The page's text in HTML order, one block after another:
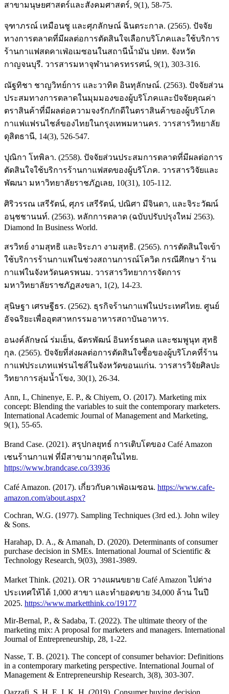
สาขามนุษยศาสตร์และสังคมศาสตร์, 9(1), 58-75.
จุฑาภรณ์ เหมือนชู และศุภลักษณ์ ฉินตระกาล. (2565). ปัจจัย
ทางการตลาดที่มีผลต่อการตัดสินใจเลือกบริโภคและใช้บริการ
ร้านกาแฟสดคาเฟ่อเมซอนในสถานีน้ำมัน ปตท. จังหวัด
กาญจนบุรี. วารสารมหาจุฬานาครทรรศน์, 9(1), 303-316.
ณัฐทิชา ชาญวิทย์การ และวาทิต อินทุลักษณ์. (2563). ปัจจัยส่วน
ประสมทางการตลาดในมุมมองของผู้บริโภคและปัจจัยคุณค่า
ตราสินค้าที่มีผลต่อความจงรักภักดีในตราสินค้าของผู้บริโภค
กาแฟแฟรนไชส์ของไทยในกรุงเทพมหานคร. วารสารวิทยาลัย
ดุสิตธานี, 14(3), 526-547.
ปุณิกา โทพิลา. (2558). ปัจจัยส่วนประสมการตลาดที่มีผลต่อการ
ตัดสินใจใช้บริการร้านกาแฟสดของผู้บริโภค. วารสารวิจัยและ
พัฒนา มหาวิทยาลัยราชภัฏเลย, 10(31), 105-112.
ศิริวรรณ เสรีรัตน์, ศุภร เสรีรัตน์, ปณิศา มีจินดา, และจิระวัฒน์
อนุชชานนท์. (2563). หลักการตลาด (ฉบับปรับปรุงใหม่ 2563).
Diamond In Business World.
สรวิทย์ งามสุทธิ และจิระภา งามสุทธิ. (2565). การตัดสินใจเข้า
ใช้บริการร้านกาแฟในช่วงสถานการณ์โควิด กรณีศึกษา ร้าน
กาแฟในจังหวัดนครพนม. วารสารวิทยาการจัดการ
มหาวิทยาลัยราชภัฏสงขลา, 1(2), 14-23.
สุนิษฐา เศรษฐีธร. (2562). ธุรกิจร้านกาแฟในประเทศไทย. ศูนย์
อัจฉริยะเพื่ออุตสาหกรรมอาหารสถาบันอาหาร.
อนงค์ลักษณ์ ร่มเย็น, ฉัตรพัฒน์ อินทร์ธนดล และชมพูนุท สุทธิ
กุล. (2565). ปัจจัยที่ส่งผลต่อการตัดสินใจซื้อของผู้บริโภคที่ร้าน
กาแฟประเภทแฟรนไชส์ในจังหวัดขอนแก่น. วารสารวิจัยศิลปะ
วิทยาการลุ่มน้ำโขง, 30(1), 26-34.
Ann, I., Chinenye, E. P., & Chiyem, O. (2017). Marketing mix
concept: Blending the variables to suit the contemporary marketers.
International Academic Journal of Management and Marketing,
9(1), 55-65.
Brand Case. (2021). สรุปกลยุทธ์ การเติบโตของ Café Amazon
เชนร้านกาแฟ ที่มีสาขามากสุดในไทย.
https://www.brandcase.co/33936
Café Amazon. (2017). เกี่ยวกับคาเฟ่อเมซอน. https://www.cafe-
amazon.com/about.aspx?
Cochran, W.G. (1977). Sampling Techniques (3rd ed.). John wiley
& Sons.
Harahap, D. A., & Amanah, D. (2020). Determinants of consumer
purchase decision in SMEs. International Journal of Scientific &
Technology Research, 9(03), 3981-3989.
Market Think. (2021). OR วางแผนขยาย Café Amazon ไปต่าง
ประเทศให้ได้ 1,000 สาขา และทำยอดขาย 34,000 ล้าน ในปี
2025. https://www.marketthink.co/19177
Mir-Bernal, P., & Sadaba, T. (2022). The ultimate theory of the
marketing mix: A proposal for marketers and managers. International
Journal of Entrepreneurship, 28, 1-22.
Nasse, T. B. (2021). The concept of consumer behavior: Definitions
in a contemporary marketing perspective. International Journal of
Management & Entrepreneurship Research, 3(8), 303-307.